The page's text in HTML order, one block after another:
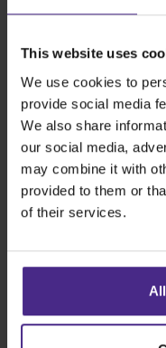
This website uses
We use cookies to
provide social media
We also share
our social media,
may combine it with
provided to them or
of their services.